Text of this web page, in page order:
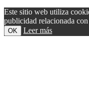
Este sitio web utiliza
publicidad relacionada
OK Leer más